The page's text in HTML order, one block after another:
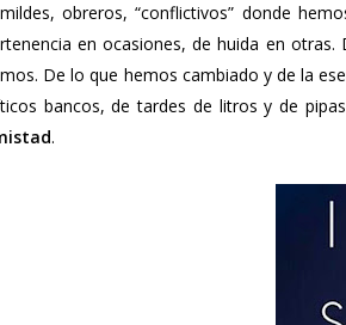
obreros, “conflictivos” donde
en ocasiones, de huida en
De lo que hemos cambiado y de la
bancos, de tardes de litros y de
.